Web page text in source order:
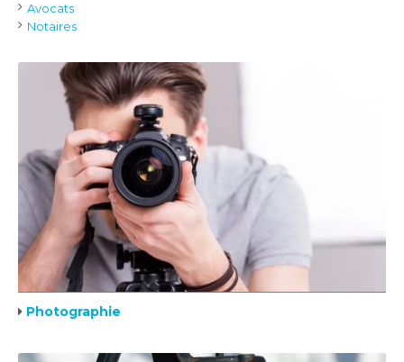
Avocats
Notaires
Photographie